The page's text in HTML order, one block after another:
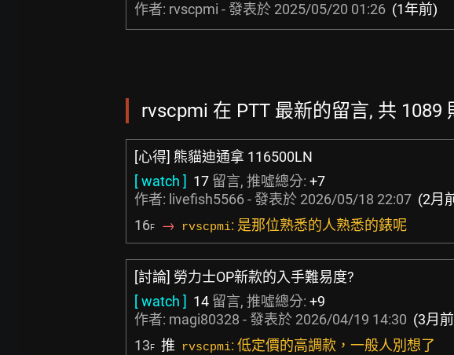
作者: rvscpmi - 發表於 2025/05/20 01:26 (1年前)
rvscpmi 在 PTT 最新的留言, 共 1089
[心得] 熊貓迪通拿 116500LN
[ watch ] 17 留言, 推噓總分: +7
作者: livefish5566- 發表於 2026/05/18 22:07 (2月
16F → rvscpmi: 是那位熟悉的人熟悉的錶呢
[討論] 勞力士OP新款的入手難易度?
[ watch ] 14 留言, 推噓總分: +9
作者: magi80328 - 發表於 2026/04/19 14:30 (3月
13F 推 rvscpmi: 低定價的高調款，一般人別想了